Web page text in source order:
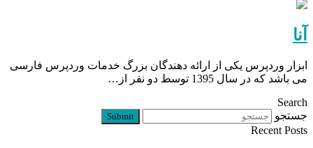
آنا
ابزار وردپرس یکی از ارائه دهندگان بزرگ خدمات وردپرس فارسی
می باشد که در سال 1395 توسط دو نفر از…
Search
جستجو
Submit
Recent Posts